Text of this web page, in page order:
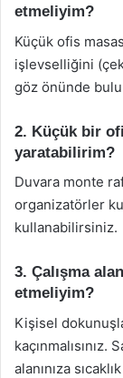
etmeliyim?
Küçük ofis
işlevselliğini
göz önünde
2. Küçük bir
yaratabilirim?
Duvara monte
organizatörler
kullanabilirsiniz.
3. Çalışma
etmeliyim?
Kişisel
alanınıza